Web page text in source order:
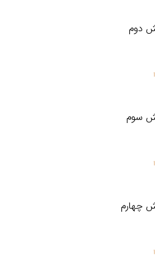
دوم
سوم
چهارم